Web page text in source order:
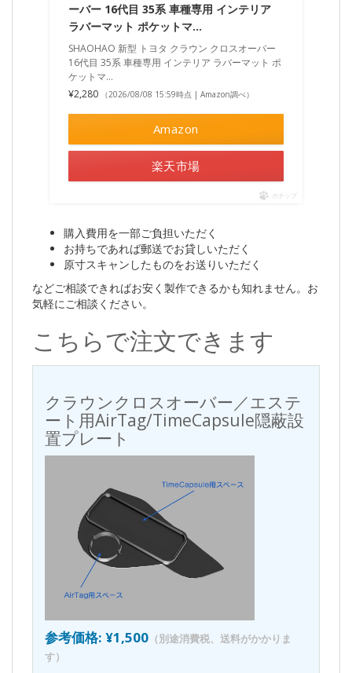
ーバー 16代目 35系 車種専用 インテリア
ラバーマット ポケットマ…
SHAOHAO 新型 トヨタ クラウン クロスオーバー
16代目 35系 車種専用 インテリア ラバーマット ポ
ケットマ...
¥2,280
（2026/08/08 15:59時点 | Amazon調べ）
Amazon
楽天市場
ポチップ
購入費用を一部ご負担いただく
お持ちであれば郵送でお貸しいただく
原寸スキャンしたものをお送りいただく
などご相談できればお安く製作できるかも知れません。お
気軽にご相談ください。
こちらで注文できます
クラウンクロスオーバー／エステ
ート用AirTag/TimeCapsule隠蔽設
置プレート
参考価格: ¥1,500 （別途消費税、送料がかかりま
す）